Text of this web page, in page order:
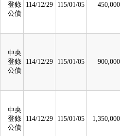
登錄
公債
114/12/29 115/01/05 450,000
中央
登錄
公債
114/12/29 115/01/05 900,000
中央
登錄
公債
114/12/29 115/01/05 1,350,000